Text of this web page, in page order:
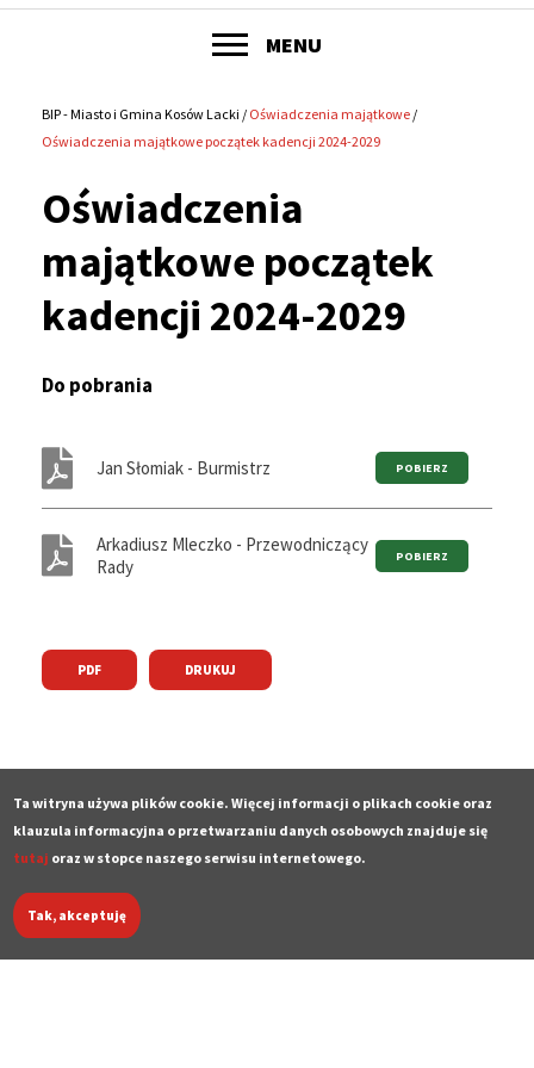
menu
serwisu
POKAŻ
MENU
Ścieżka
nawigacyjna
BIP - Miasto i Gmina Kosów Lacki
Oświadczenia majątkowe
Oświadczenia majątkowe początek kadencji 2024-2029
Oświadczenia
majątkowe początek
kadencji 2024-2029
Do pobrania
Jan Słomiak - Burmistrz
Arkadiusz Mleczko - Przewodniczący
Rady
PDF DRUKUJ
Ta witryna używa plików cookie. Więcej informacji o plikach cookie oraz
klauzula informacyjna o przetwarzaniu danych osobowych znajduje się
tutaj oraz w stopce naszego serwisu internetowego.
Tak, akceptuję